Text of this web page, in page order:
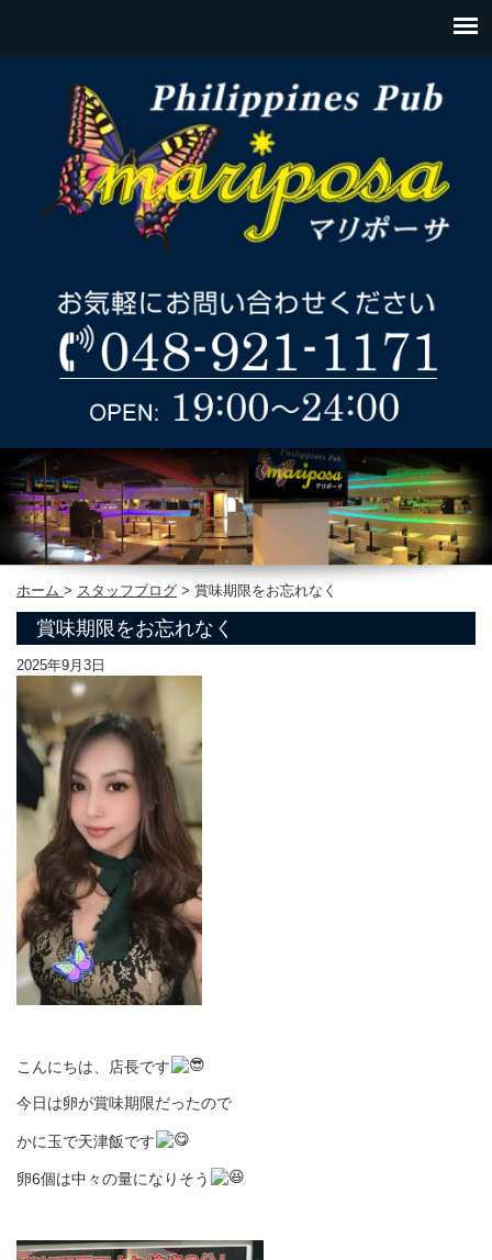
ホーム > スタッフブログ > 賞味期限をお忘れなく
賞味期限をお忘れなく
2025年9月3日
こんにちは、店長です
今日は卵が賞味期限だったので
かに玉で天津飯です
卵6個は中々の量になりそう